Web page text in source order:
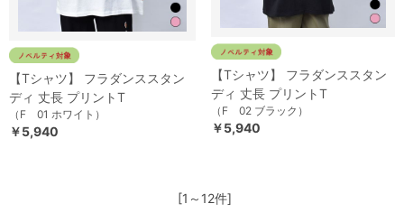
【Tシャツ】 フラダンススタン
ディ 丈長 プリントT
（F 01 ホワイト）
￥5,940
【Tシャツ】 フラダンススタン
ディ 丈長 プリントT
（F 02 ブラック）
￥5,940
[1～12件]